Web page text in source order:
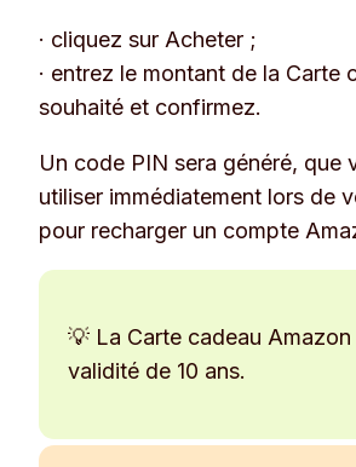
· cliquez sur Acheter ;
· entrez le montant de la Carte
souhaité et confirmez.
Un code PIN sera généré, que
utiliser immédiatement lors de
pour recharger un compte
💡 La Carte cadeau Amazon
validité de 10 ans.